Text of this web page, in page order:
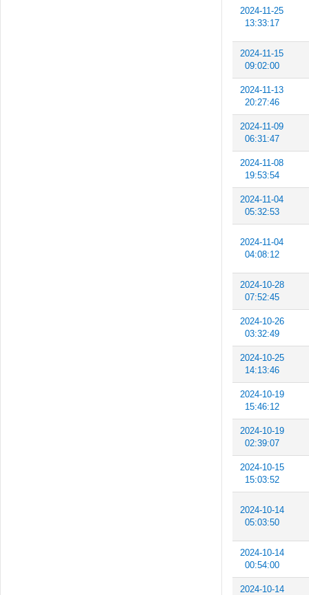
2024-11-25
13:33:17
2024-11-15
09:02:00
2024-11-13
20:27:46
2024-11-09
06:31:47
2024-11-08
19:53:54
2024-11-04
05:32:53
2024-11-04
04:08:12
2024-10-28
07:52:45
2024-10-26
03:32:49
2024-10-25
14:13:46
2024-10-19
15:46:12
2024-10-19
02:39:07
2024-10-15
15:03:52
2024-10-14
05:03:50
2024-10-14
00:54:00
2024-10-14